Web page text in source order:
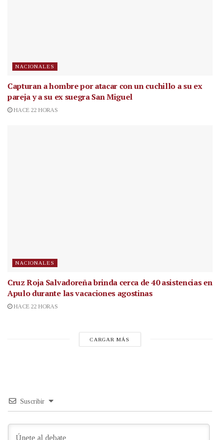
NACIONALES
Capturan a hombre por atacar con un cuchillo a su ex
pareja y a su ex suegra San Miguel
HACE 22 HORAS
NACIONALES
Cruz Roja Salvadoreña brinda cerca de 40 asistencias en
Apulo durante las vacaciones agostinas
HACE 22 HORAS
CARGAR MÁS
Suscribir